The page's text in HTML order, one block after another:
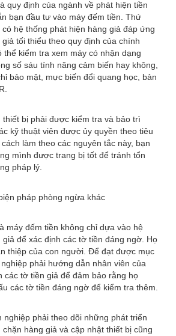
quy định của ngành về phát hiện tiền
bạn đầu tư vào máy đếm tiền. Thứ
hệ thống phát hiện hàng giả đáp ứng
tối thiểu theo quy định của chính
thể kiểm tra xem máy có nhận dạng
số sáu tính năng cảm biến hay không,
bảo mật, mực biến đổi quang học, bản
thiết bị phải được kiểm tra và bảo trì
kỹ thuật viên được ủy quyền theo tiêu
làm theo các nguyên tắc này, bạn
mình được trang bị tốt để tránh tổn
pháp lý.
pháp phòng ngừa khác
máy đếm tiền không chỉ dựa vào hệ
để xác định các tờ tiền đáng ngờ. Họ
thiệp của con người. Để đạt được mục
phải hướng dẫn nhân viên của
các tờ tiền giả để đảm bảo rằng họ
các tờ tiền đáng ngờ để kiểm tra thêm.
nghiệp phải theo dõi những phát triển
hàng giả và cập nhật thiết bị cũng